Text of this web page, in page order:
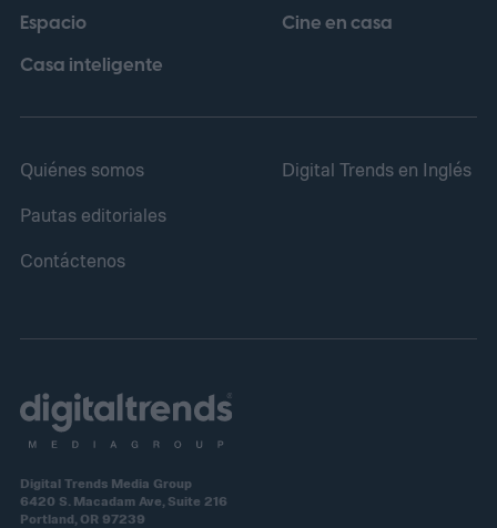
Espacio
Casa inteligente
Cine en casa
Quiénes somos
Pautas editoriales
Contáctenos
Digital Trends en Inglés
Digital Trends Media Group
6420 S. Macadam Ave, Suite 216
Portland, OR 97239